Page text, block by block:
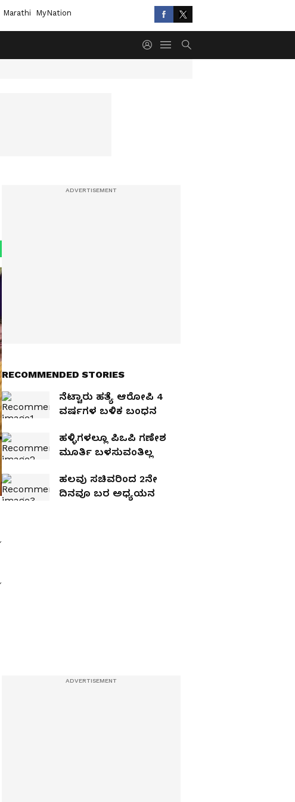
Marathi MyNation
RECOMMENDED STORIES
ನೆಟ್ಟಾರು ಹತ್ಯೆ ಆರೋಪಿ 4
ವರ್ಷಗಳ ಬಳಿಕ ಬಂಧನ
ಹಳ್ಳಿಗಳಲ್ಲೂ ಪಿಒಪಿ ಗಣೇಶ
ಮೂರ್ತಿ ಬಳಸುವಂತಿಲ್ಲ
ಹಲವು ಸಚಿವರಿಂದ 2ನೇ
ದಿನವೂ ಬರ ಅಧ್ಯಯನ